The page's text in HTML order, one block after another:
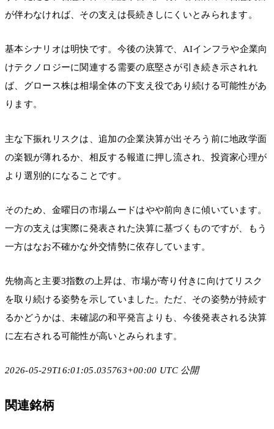
が伴わなければ、その支えは長続きしにくいとみられます。
基本シナリオは明快です。今後の決算で、AIインフラや企業向
けテクノロジーに関連する需要の底堅さが引き続き示されれ
ば、グロース株は相場全体の下支え役であり続ける可能性があ
ります。
主な下振れリスクは、追加の企業決算が出そろう前に地政学面
の楽観が薄れるか、相反する報道に押し流され、投資家心理が
より選別的になることです。
そのため、金曜日の市場ムードはやや前向きに傾いています。
一方の支えは実際に発表された決算に基づくものですが、もう
一方はなお不確かな外交情勢に依存しています。
先物高と主要3指数の上昇は、市場が寄り付きに向けてリスク
を取り続ける姿勢を示していました。ただ、その姿勢が持続す
るかどうかは、未確認の和平発言よりも、今後発表される決算
に左右される可能性が高いとみられます。
2026-05-29T16:01:05.035763+00:00 UTC 公開
関連銘柄